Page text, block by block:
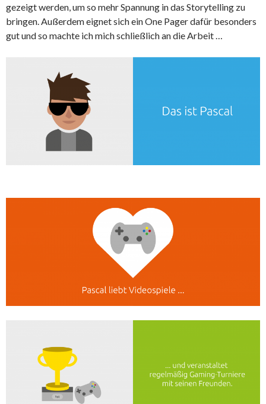
gezeigt werden, um so mehr Spannung in das Storytelling zu
bringen. Außerdem eignet sich ein One Pager dafür besonders
gut und so machte ich mich schließlich an die Arbeit …